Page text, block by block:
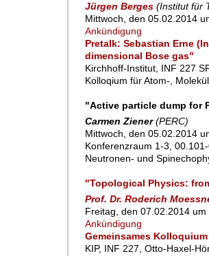
Jürgen Berges (Institut für
Mittwoch, den 05.02.2014
Ankündigung
Pretalk: Sebastian Erne
dimensional Bose gas"
Kirchhoff-Institut, INF 227
Kolloqium für Atom-,
"Active particle dump for
Carmen Ziener (PERC)
Mittwoch, den 05.02.2014
Konferenzraum 1-3,
Neutronen- und
"Topological Physics:
Prof. Dr. Roderich
Freitag, den 07.02.2014
Ankündigung
Gemeinsames
KIP, INF 227, Otto-Haxel-